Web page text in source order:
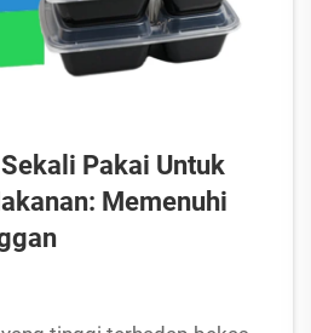
Pakai Untuk
Memenuhi